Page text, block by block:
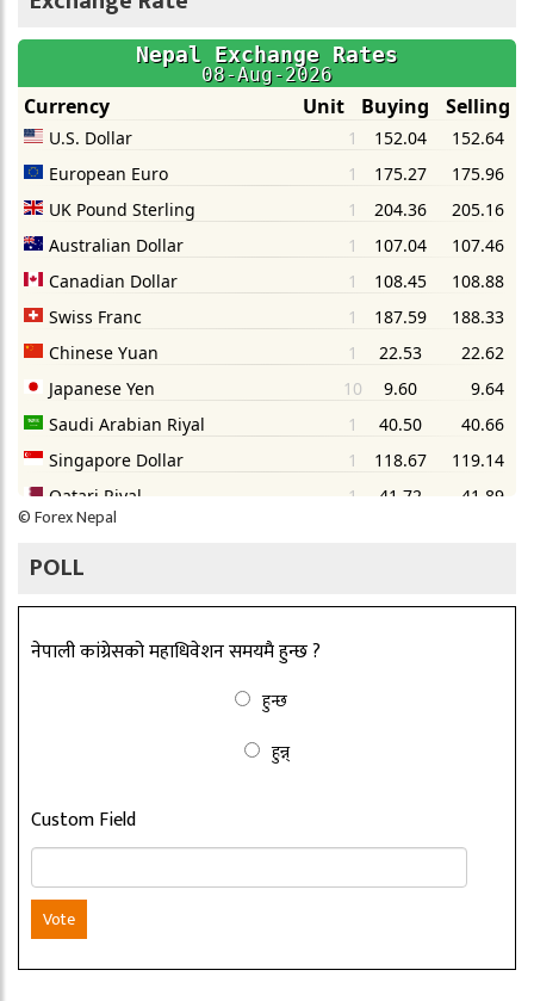
©Forex Nepal
POLL
नेपाली कांग्रेसको महाधिवेशन समयमै हुन्छ ?
हुन्छ
हुन्न्
Custom Field
Vote